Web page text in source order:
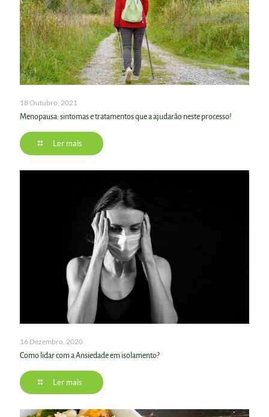
18 Outubro, 2021
Menopausa: sintomas e tratamentos que a ajudarão neste processo!
Ler mais
16 Dezembro, 2020
Como lidar com a Ansiedade em isolamento?
Ler mais